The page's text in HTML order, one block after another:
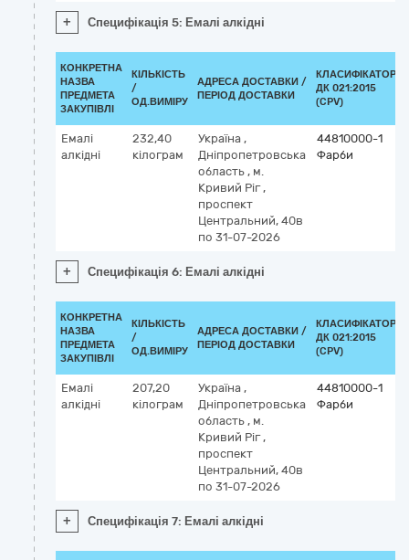
+ Специфікація 5: Емалі алкідні
КОНКРЕТНА
НАЗВА
ПРЕДМЕТА
ЗАКУПІВЛІ
КІЛЬКІСТЬ
/
ОД.ВИМІРУ
АДРЕСА ДОСТАВКИ /
ПЕРІОД ДОСТАВКИ
КЛАСИФІКАТОР
ДК 021:2015
(CPV)
Емалі
алкідні
232,40
кілограм
Україна ,
Дніпропетровська
область , м.
Кривий Ріг,
проспект
Центральний, 40в
по 31-07-2026
44810000-1
Фарби
+ Специфікація 6: Емалі алкідні
КОНКРЕТНА
НАЗВА
ПРЕДМЕТА
ЗАКУПІВЛІ
КІЛЬКІСТЬ
/
ОД.ВИМІРУ
АДРЕСА ДОСТАВКИ /
ПЕРІОД ДОСТАВКИ
КЛАСИФІКАТОР
ДК 021:2015
(CPV)
Емалі
алкідні
207,20
кілограм
Україна ,
Дніпропетровська
область , м.
Кривий Ріг,
проспект
Центральний, 40в
по 31-07-2026
44810000-1
Фарби
+ Специфікація 7: Емалі алкідні